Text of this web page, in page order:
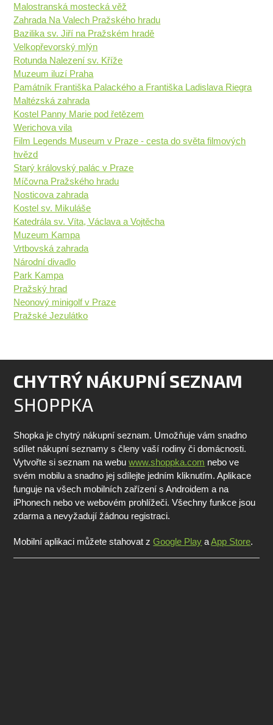
Malostranská mostecká věž
Zahrada Na Valech Pražského hradu
Bazilika sv. Jiří na Pražském hradě
Velkopřevorský mlýn
Rotunda Nalezení sv. Kříže
Muzeum iluzí Praha
Památník Františka Palackého a Františka Ladislava Riegra
Maltézská zahrada
Kostel Panny Marie pod řetězem
Werichova vila
Film Legends Museum v Praze - cesta do světa filmových
hvězd
Starý královský palác v Praze
Míčovna Pražského hradu
Nosticova zahrada
Kostel sv. Mikuláše
Katedrála sv. Víta, Václava a Vojtěcha
Muzeum Kampa
Vrtbovská zahrada
Národní divadlo
Park Kampa
Pražský hrad
Neonový minigolf v Praze
Pražské Jezulátko
CHYTRÝ NÁKUPNÍ SEZNAM
SHOPPKA
Shopka je chytrý nákupní seznam. Umožňuje vám snadno
sdílet nákupní seznamy s členy vaší rodiny či domácnosti.
Vytvořte si seznam na webuwww.shoppka.com nebo ve
svém mobilu a snadno jej sdílejte jedním kliknutím. Aplikace
funguje na všech mobilních zařízení s Androidem a na
iPhonech nebo ve webovém prohlížeči. Všechny funkce jsou
zdarma a nevyžadují žádnou registraci.
Mobilní aplikaci můžete stahovat zGoogle Play aApp Store.